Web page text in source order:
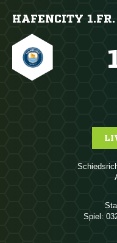
HAFENCITY 1.FR.
Spiel: